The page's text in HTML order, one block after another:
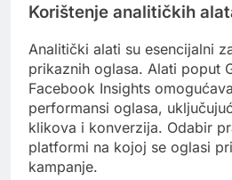
Korištenje analitičkih
Analitički alati su esencijalni
prikaznih oglasa. Alati poput
Facebook Insights
performansi oglasa,
klikova i konverzija. Odabir
platformi na kojoj se oglasi
kampanje.